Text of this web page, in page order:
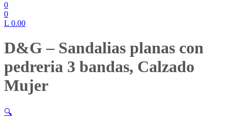
0
0
L 0.00
D&G – Sandalias planas con
pedreria 3 bandas, Calzado
Mujer
🔍